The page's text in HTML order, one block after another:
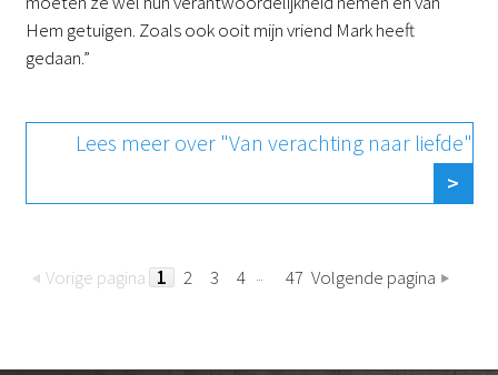
Hem getuigen. Zoals ook ooit mijn vriend Mark heeft
gedaan.”
Lees meer over "Van verachting naar liefde"
Vorige pagina 1 2 3 4 47 Volgende pagina